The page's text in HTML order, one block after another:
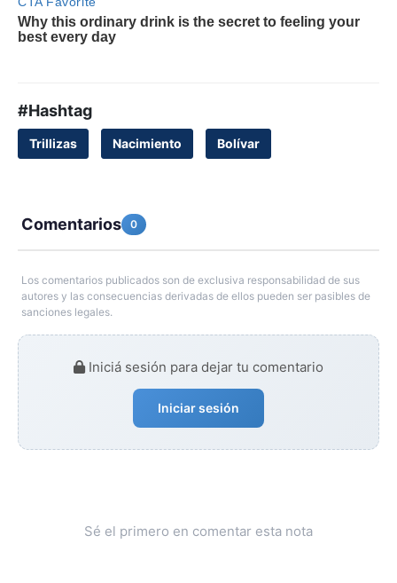
#Hashtag
Trillizas Nacimiento Bolívar
Comentarios 0
Los comentarios publicados son de exclusiva responsabilidad de sus
autores y las consecuencias derivadas de ellos pueden ser pasibles de
sanciones legales.
Iniciá sesión para dejar tu comentario
Iniciar sesión
Sé el primero en comentar esta nota